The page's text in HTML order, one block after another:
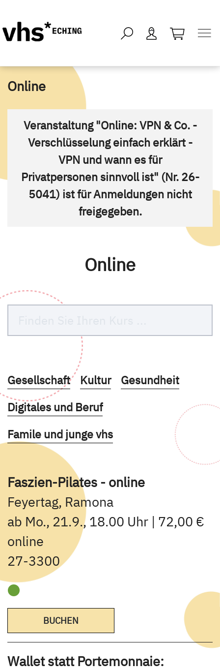
öffnen -
Online
Veranstaltung "Online: VPN & Co. -
Verschlüsselung einfach erklärt -
VPN und wann es für
Privatpersonen sinnvoll ist" (Nr. 26-
5041) ist für Anmeldungen nicht
freigegeben.
Online
Kurse des folgenden Fachbereiches
Gesellschaft Kurse des folgenden
Kultur Kurse des
Gesundheit
Kurse des folgenden Fachbereiches
Digitales und Beruf
Kurse des folgenden Fachbereiches
Famile und junge vhs
Faszien-Pilates - online
Feyertag, Ramona
ab Mo., 21.9., 18.00 Uhr | 72,00 €
online
27-3300
BUCHEN
Wallet statt Portemonnaie: